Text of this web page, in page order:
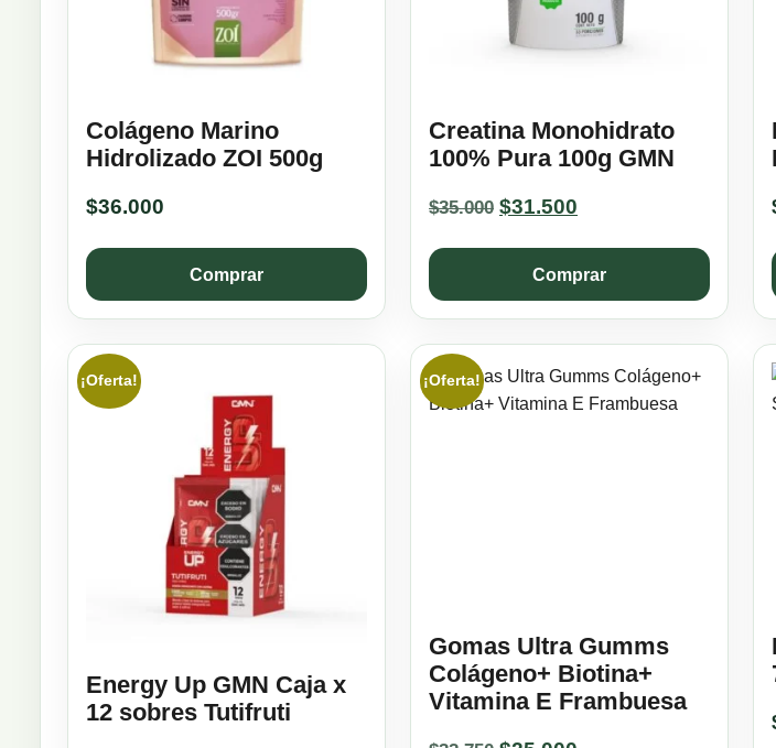
Colágeno Marino
Hidrolizado ZOI 500g
$36.000
Comprar
Creatina Monohidrato
100% Pura 100g GMN
$35.000 Original
was:
$35.000.
$31.500
is:
$31.500.
Comprar
¡Oferta!
Energy Up GMN Caja x
12 sobres Tutifruti
¡Oferta!
Gomas Ultra Gumms
Colágeno+ Biotina+
Vitamina E Frambuesa